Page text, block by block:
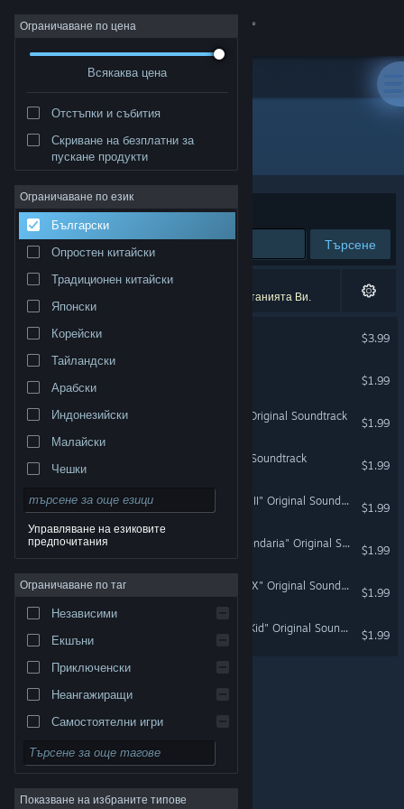
Вписване
Относно
Поддръжка
Смяна на езика
търговски марки принадлежат на съответните им
собственици в САЩ и други страни.
поверителност
Юридическа информация
Достъпност|Условия за ползване на Steam|
Ограничаване по цена
Всякаква цена
Отстъпки и събития
Скриване на безплатни за
пускане продукти
Ограничаване по език
Български
Опростен китайски
Традиционен китайски
Японски
Корейски
Тайландски
Арабски
Индонезийски
Малайски
Чешки
Датски
Английски
Испански — Испания
Управляване на езиковите
предпочитания
Ограничаване по таг
Независими
Екшъни
Приключенски
Неангажиращи
Самостоятелни игри
Симулации
Ролеви
Стратегии
Показване на избраните типове
Разработчик: Daniel Mullins Games
Сортиране по Съответстване
Търсене
8 резултата съответстват на търсенето Ви.
6 заглавия бяха изключени спрямо предпочитанията Ви.
$3.99
$1.99
The Hex - "Waste World" Original Soundtrack
$1.99
The Hex - "Walk" Original Soundtrack
$1.99
The Hex - "Vicious Galaxy II" Original Soundtrack
$1.99
The Hex - "Secrets of Legendaria" Original Soundtrack
$1.99
The Hex - "Combat Arena X" Original Soundtrack
$1.99
The Hex - "Super Weasel Kid" Original Soundtrack
$1.99